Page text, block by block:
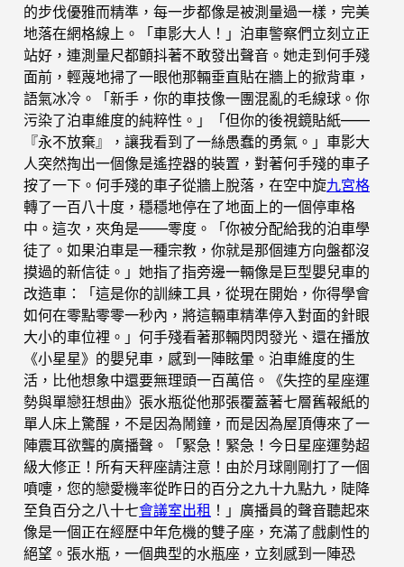
的步伐優雅而精準，每一步都像是被測量過一樣，完美
地落在網格線上。「車影大人！」泊車警察們立刻立正
站好，連測量尺都顫抖著不敢發出聲音。她走到何手殘
面前，輕蔑地掃了一眼他那輛垂直貼在牆上的掀背車，
語氣冰冷。「新手，你的車技像一團混亂的毛線球。你
污染了泊車維度的純粹性。」「但你的後視鏡貼紙——
『永不放棄』，讓我看到了一絲愚蠢的勇氣。」車影大
人突然掏出一個像是遙控器的裝置，對著何手殘的車子
按了一下。何手殘的車子從牆上脫落，在空中旋九宮格
轉了一百八十度，穩穩地停在了地面上的一個停車格
中。這次，夾角是——零度。「你被分配給我的泊車學
徒了。如果泊車是一種宗教，你就是那個連方向盤都沒
摸過的新信徒。」她指了指旁邊一輛像是巨型嬰兒車的
改造車：「這是你的訓練工具，從現在開始，你得學會
如何在零點零零一秒內，將這輛車精準停入對面的針眼
大小的車位裡。」何手殘看著那輛閃閃發光、還在播放
《小星星》的嬰兒車，感到一陣眩暈。泊車維度的生
活，比他想象中還要無理頭一百萬倍。《失控的星座運
勢與單戀狂想曲》張水瓶從他那張覆蓋著七層舊報紙的
單人床上驚醒，不是因為鬧鐘，而是因為屋頂傳來了一
陣震耳欲聾的廣播聲。「緊急！緊急！今日星座運勢超
級大修正！所有天秤座請注意！由於月球剛剛打了一個
噴嚏，您的戀愛機率從昨日的百分之九十九點九，陡降
至負百分之八十七會議室出租 ！」廣播員的聲音聽起來
像是一個正在經歷中年危機的雙子座，充滿了戲劇性的
絕望。張水瓶，一個典型的水瓶座，立刻感到一陣恐